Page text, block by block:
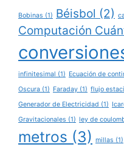
Bobinas (1) Béisbol (2)
Computación
infinitesimal (1) Ecuación de
Oscura (1) Faraday (1) flujo
Generador de Electricidad (1)
Gravitacionales (1) ley de
metros (3) millas (1)